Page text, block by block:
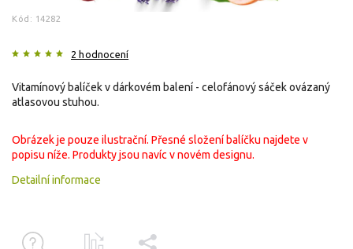
Kód: 14282
2 hodnocení
Vitamínový balíček v dárkovém balení - celofánový sáček ovázaný
atlasovou stuhou.
Obrázek je pouze ilustrační. Přesné složení balíčku najdete v
popisu níže. Produkty jsou navíc v novém designu.
Detailní informace